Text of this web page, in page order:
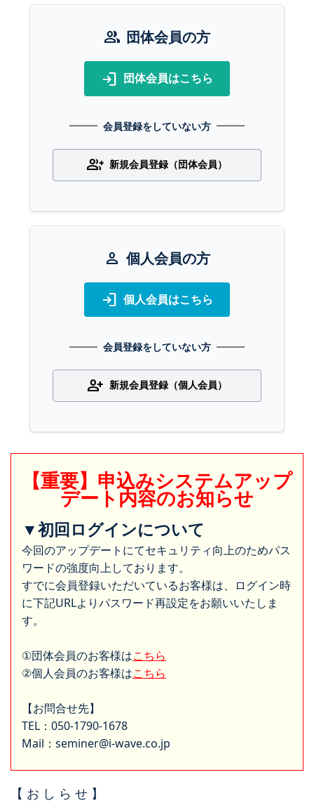
group 団体会員の方
login 団体会員はこちら
会員登録をしていない方
group_add 新規会員登録（団体会員）
person 個人会員の方
login 個人会員はこちら
会員登録をしていない方
person_add 新規会員登録（個人会員）
【重要】申込みシステムアップ
デート内容のお知らせ
▼初回ログインについて
今回のアップデートにてセキュリティ向上のためパス
ワードの強度向上しております。
すでに会員登録いただいているお客様は、ログイン時
に下記URLよりパスワード再設定をお願いいたしま
す。
①団体会員のお客様はこちら
②個人会員のお客様はこちら
【お問合せ先】
TEL：050-1790-1678
Mail：seminer@i-wave.co.jp
【 お し ら せ 】